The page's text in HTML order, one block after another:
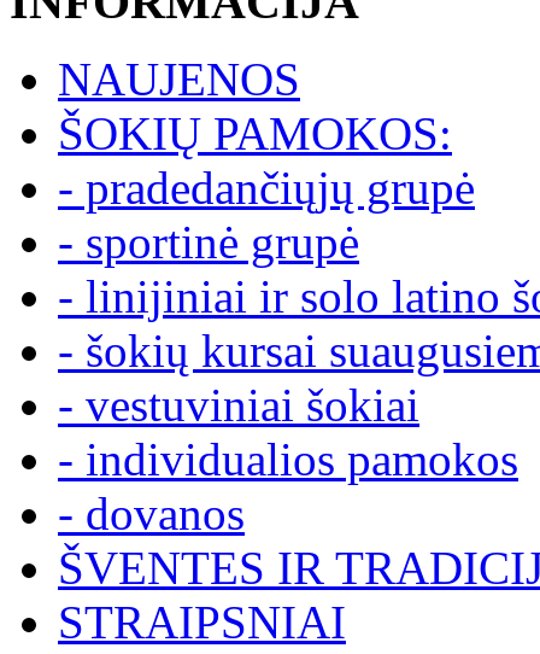
NAUJENOS
ŠOKIŲ PAMOKOS:
- pradedančiųjų grupė
- sportinė grupė
- linijiniai ir solo latino
- šokių kursai
- vestuviniai šokiai
- individualios pamokos
- dovanos
ŠVENTES IR
STRAIPSNIAI